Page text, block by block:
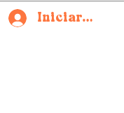
Iniciar sesión